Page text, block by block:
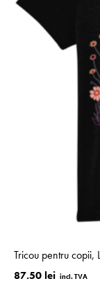
Tricou pentru
87.50 lei